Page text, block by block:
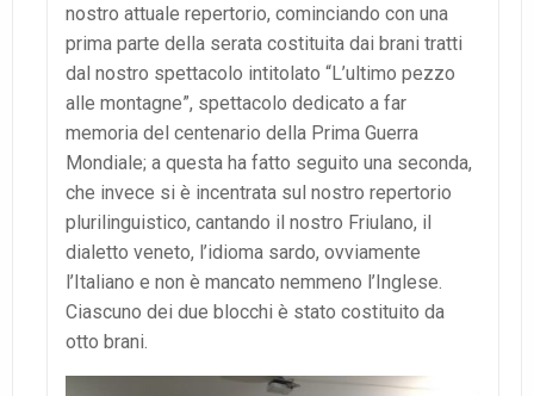
nostro attuale repertorio, cominciando con una
prima parte della serata costituita dai brani tratti
dal nostro spettacolo intitolato “L’ultimo pezzo
alle montagne”, spettacolo dedicato a far
memoria del centenario della Prima Guerra
Mondiale; a questa ha fatto seguito una seconda,
che invece si è incentrata sul nostro repertorio
plurilinguistico, cantando il nostro Friulano, il
dialetto veneto, l’idioma sardo, ovviamente
l’Italiano e non è mancato nemmeno l’Inglese.
Ciascuno dei due blocchi è stato costituito da
otto brani.